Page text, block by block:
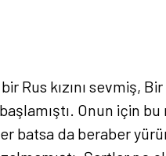
kızını sevmiş,
Onun için
batsa da beraber